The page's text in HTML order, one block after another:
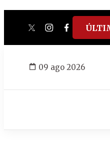
twitterinstagram
facebook
09 ago 2026